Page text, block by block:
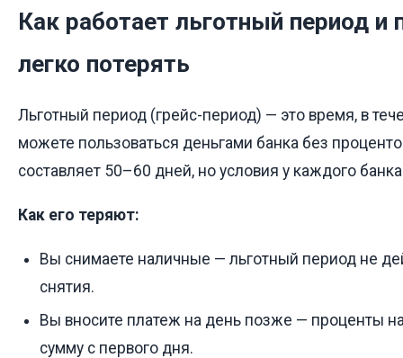
Как работает льготный период и
легко потерять
Льготный период (грейс-период) — это время, в
можете пользоваться деньгами банка без
составляет 50–60 дней, но условия у каждого
Как его теряют:
Вы снимаете наличные — льготный период не
снятия.
Вы вносите платеж на день позже — проценты
сумму с первого дня.